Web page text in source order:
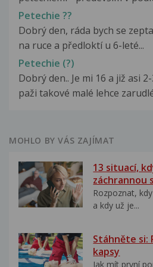
Petechie ??
Dobrý den, ráda bych se
na ruce a předloktí u 6-leté...
Petechie (?)
Dobrý den.. Je mi 16 a již asi
paži takové malé lehce
MOHLO BY VÁS ZAJÍMAT
13 situací,
záchrannou
Rozpoznat,
a kdy už je...
Stáhněte si:
kapsy
Jak mít první